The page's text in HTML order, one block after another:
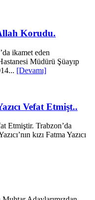
Korudu.
ikamet eden
Müdürü Şüayıp
[Devamı]
Vefat Etmişt..
Etmiştir. Trabzon’da
kızı Fatma Yazıcı